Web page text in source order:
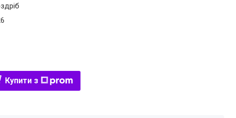
Купити з